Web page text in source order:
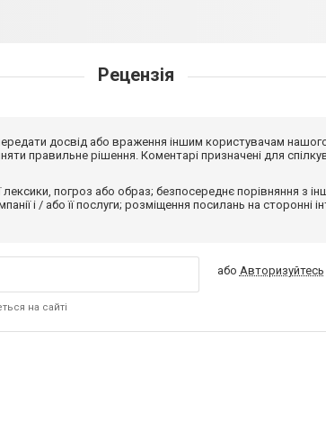
Рецензія
досвід або враження іншим користувачам
правильне рішення. Коментарі призначені для
погроз або образ; безпосереднє порівняння з
і / або її послуги; розміщення посилань на сторонні
на сайті
або Авторизуйтесь